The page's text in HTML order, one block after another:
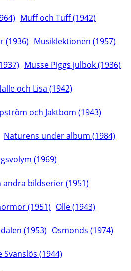
Muff och Tuff (1942)
(1936) Musiklektionen (1957)
Musse Piggs julbok (1936)
och Lisa (1942)
och Jaktbom (1943)
Naturens under album (1984)
(1969)
andra bildserier (1951)
(1951) Olle (1943)
(1953) Osmonds (1974)
Svanslös (1944)